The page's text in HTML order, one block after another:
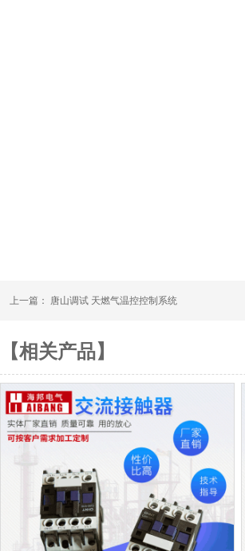
上一篇： 唐山调试 天燃气温控控制系统
【相关产品】